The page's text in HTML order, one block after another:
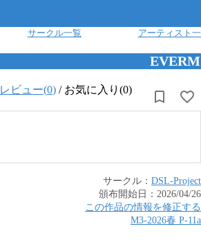
サークル一覧 アーティスト
レビュー(0) / お気に入り(0)
サークル： DSL-Project
頒布開始日： 2026/04/26
この作品の情報を修正する
M3-2026春 P-11a